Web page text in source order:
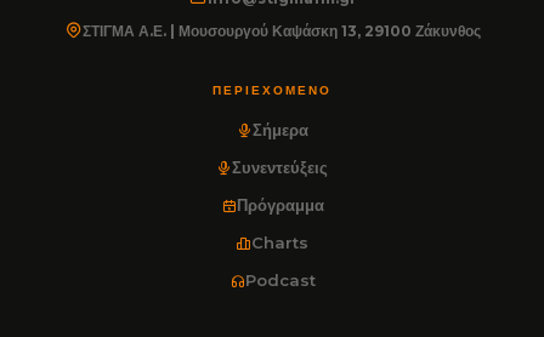
ΣΤΙΓΜΑ Α.Ε. | Μουσουργού Καψάσκη 13, 29100 Ζάκυνθος
ΠΕΡΙΕΧΌΜΕΝΟ
Σήμερα
Συνεντεύξεις
Πρόγραμμα
Charts
Podcast